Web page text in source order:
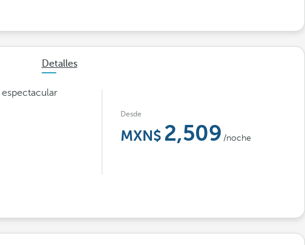
Detalles
Desde
2,509 /noche